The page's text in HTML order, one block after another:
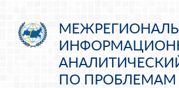
ПО ПРОБЛЕМАМ